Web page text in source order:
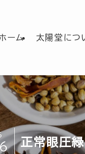
ーム 太陽堂につ
正常眼圧